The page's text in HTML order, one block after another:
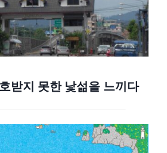
받지 못한 낯섦을 느끼다